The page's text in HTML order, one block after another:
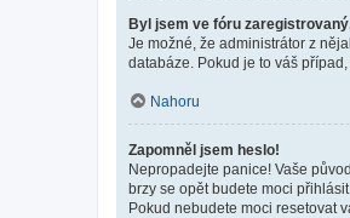
Byl jsem ve fóru
Je možné, že administrátor z
databáze. Pokud je to váš
Nahoru
Zapomněl jsem heslo!
Nepropadejte panice! Vaše
brzy se opět budete moci přihlásit.
Pokud nebudete moci resetovat